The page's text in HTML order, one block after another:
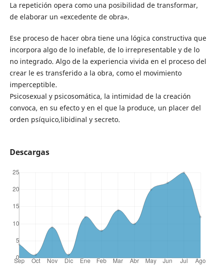
La repetición opera como una posibilidad de transformar,
de elaborar un «excedente de obra».
Ese proceso de hacer obra tiene una lógica constructiva que
incorpora algo de lo inefable, de lo irrepresentable y de lo
no integrado. Algo de la experiencia vivida en el proceso del
crear le es transferido a la obra, como el movimiento
imperceptible.
Psicosexual y psicosomática, la intimidad de la creación
convoca, en su efecto y en el que la produce, un placer del
orden psíquico,libidinal y secreto.
Descargas